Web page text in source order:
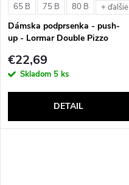
65 B 75 B 80 B + ďalšie
Dámska podprsenka - push-
up - Lormar Double Pizzo
€22,69
Skladom 5 ks
DETAIL